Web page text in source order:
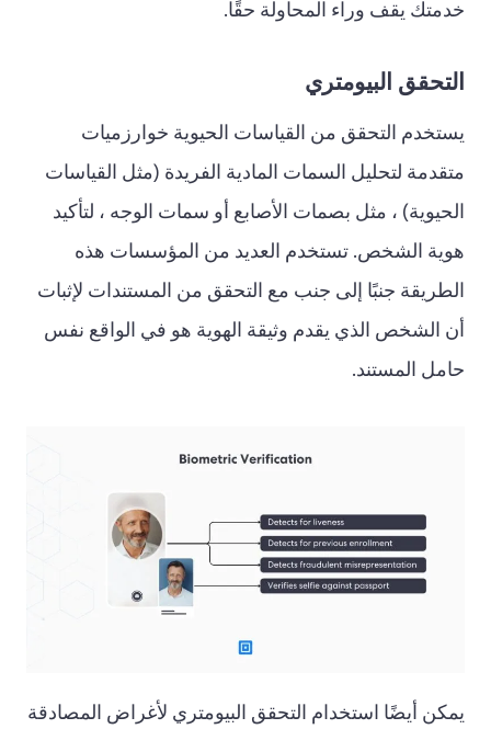
خدمتك يقف وراء المحاولة حقًا.
التحقق البيومتري
يستخدم التحقق من القياسات الحيوية خوارزميات
متقدمة لتحليل السمات المادية الفريدة (مثل القياسات
الحيوية) ، مثل بصمات الأصابع أو سمات الوجه ، لتأكيد
هوية الشخص. تستخدم العديد من المؤسسات هذه
الطريقة جنبًا إلى جنب مع التحقق من المستندات لإثبات
أن الشخص الذي يقدم وثيقة الهوية هو في الواقع نفس
حامل المستند.
يمكن أيضًا استخدام التحقق البيومتري لأغراض المصادقة